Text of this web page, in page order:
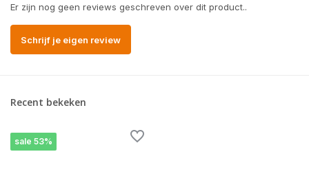
Er zijn nog geen reviews geschreven over dit product..
Schrijf je eigen review
Recent bekeken
sale 53%